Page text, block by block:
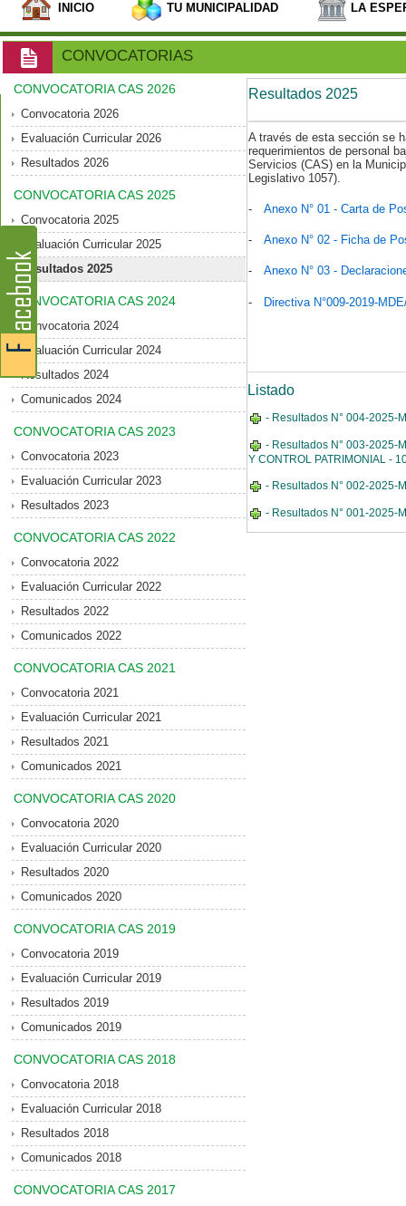
INICIO TU MUNICIPALIDAD LA
CONVOCATORIAS
CONVOCATORIA CAS 2026
Convocatoria 2026
Evaluación Curricular 2026
Resultados 2026
CONVOCATORIA CAS 2025
Convocatoria 2025
Evaluación Curricular 2025
Resultados 2025
CONVOCATORIA CAS 2024
Convocatoria 2024
Evaluación Curricular 2024
Resultados 2024
Comunicados 2024
CONVOCATORIA CAS 2023
Convocatoria 2023
Evaluación Curricular 2023
Resultados 2023
CONVOCATORIA CAS 2022
Convocatoria 2022
Evaluación Curricular 2022
Resultados 2022
Comunicados 2022
CONVOCATORIA CAS 2021
Convocatoria 2021
Evaluación Curricular 2021
Resultados 2021
Comunicados 2021
CONVOCATORIA CAS 2020
Convocatoria 2020
Evaluación Curricular 2020
Resultados 2020
Comunicados 2020
CONVOCATORIA CAS 2019
Convocatoria 2019
Evaluación Curricular 2019
Resultados 2019
Comunicados 2019
CONVOCATORIA CAS 2018
Convocatoria 2018
Evaluación Curricular 2018
Resultados 2018
Comunicados 2018
CONVOCATORIA CAS 2017
Resultados 2025
A través de esta sección se
requerimientos de personal
Servicios (CAS) en la
Legislativo 1057).
- Anexo N° 01 - Carta de
- Anexo N° 02 - Ficha de
- Anexo N° 03 -
- Directiva N°009-2019-
Listado
- Resultados N° 004-2025-
- Resultados N° 003-2025-
Y CONTROL PATRIMONIAL -
- Resultados N° 002-2025-
- Resultados N° 001-2025-